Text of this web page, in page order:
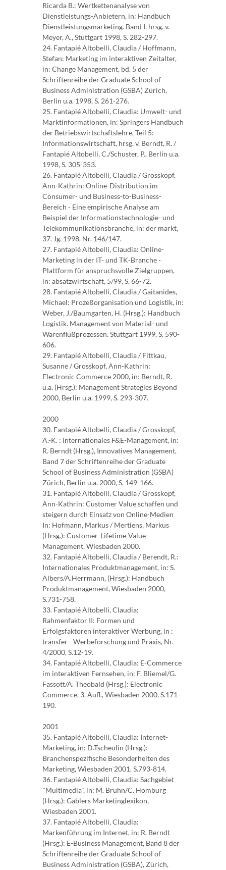
Ricarda B.: Wertkettenanalyse von
Dienstleistungs-Anbietern, in: Handbuch
Dienstleistungsmarketing. Band I, hrsg. v.
Meyer, A., Stuttgart 1998, S. 282-297.
24. Fantapié Altobelli, Claudia / Hoffmann,
Stefan: Marketing im interaktiven Zeitalter,
in: Change Management, bd. 5 der
Schriftenreihe der Graduate School of
Business Administration (GSBA) Zürich,
Berlin u.a. 1998, S. 261-276.
25. Fantapié Altobelli, Claudia: Umwelt- und
Marktinformationen, in: Springers Handbuch
der Betriebswirtschaftslehre, Teil 5:
Informationswirtschaft, hrsg. v. Berndt, R. /
Fantapié Altobelli, C./Schuster, P., Berlin u.a.
1998, S. 305-353.
26. Fantapié Altobelli, Claudia / Grosskopf,
Ann-Kathrin: Online-Distribution im
Consumer- und Business-to-Business-
Bereich - Eine empirische Analyse am
Beispiel der Informationstechnologie- und
Telekommunikationsbranche, in: der markt,
37. Jg. 1998, Nr. 146/147.
27. Fantapié Altobelli, Claudia: Online-
Marketing in der IT- und TK-Branche -
Plattform für anspruchsvolle Zielgruppen,
in: absatzwirtschaft, 5/99, S. 66-72.
28. Fantapié Altobelli, Claudia / Gaitanides,
Michael: Prozeßorganisation und Logistik, in:
Weber, J./Baumgarten, H. (Hrsg.): Handbuch
Logistik. Management von Material- und
Warenflußprozessen. Stuttgart 1999, S. 590-
606.
29. Fantapié Altobelli, Claudia / Fittkau,
Susanne / Grosskopf, Ann-Kathrin:
Electronic Commerce 2000, in: Berndt, R.
u.a. (Hrsg.): Management Strategies Beyond
2000, Berlin u.a. 1999, S. 293-307.
2000
30. Fantapié Altobelli, Claudia / Grosskopf,
A.-K. : Internationales F&E-Management, in:
R. Berndt (Hrsg.), Innovatives Management,
Band 7 der Schriftenreihe der Graduate
School of Business Administration (GSBA)
Zürich, Berlin u.a. 2000, S. 149-166.
31. Fantapié Altobelli, Claudia / Grosskopf,
Ann-Kathrin: Customer Value schaffen und
steigern durch Einsatz von Online-Medien
In: Hofmann, Markus / Mertiens, Markus
(Hrsg.): Customer-Lifetime-Value-
Management, Wiesbaden 2000.
32. Fantapié Altobelli, Claudia / Berendt, R.:
Internationales Produktmanagement, in: S.
Albers/A.Herrmann, (Hrsg.): Handbuch
Produktmanagement, Wiesbaden 2000,
S.731-758.
33. Fantapié Altobelli, Claudia:
Rahmenfaktor II: Formen und
Erfolgsfaktoren interaktiver Werbung, in :
transfer - Werbeforschung und Praxis, Nr.
4/2000, S.12-19.
34. Fantapié Altobelli, Claudia: E-Commerce
im interaktiven Fernsehen, in: F. Bliemel/G.
Fassott/A. Theobald (Hrsg.): Electronic
Commerce, 3. Aufl., Wiesbaden 2000, S.171-
190.
2001
35. Fantapié Altobelli, Claudia: Internet-
Marketing, in: D.Tscheulin (Hrsg.):
Branchenspezifische Besonderheiten des
Marketing, Wiesbaden 2001, S.793-814.
36. Fantapié Altobelli, Claudia: Sachgebiet
"Multimedia", in: M. Bruhn/C. Homburg
(Hrsg.): Gablers Marketinglexikon,
Wiesbaden 2001.
37. Fantapié Altobelli, Claudia:
Markenführung im Internet, in: R. Berndt
(Hrsg.): E-Business Management, Band 8 der
Schriftenreihe der Graduate School of
Business Administration (GSBA), Zürich,